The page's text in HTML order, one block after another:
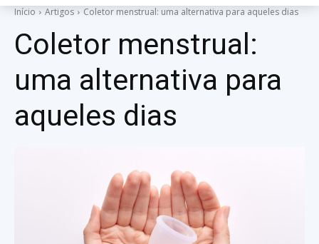
Início Artigos Coletor menstrual: uma alternativa para aqueles dias
Coletor menstrual:
uma alternativa para
aqueles dias